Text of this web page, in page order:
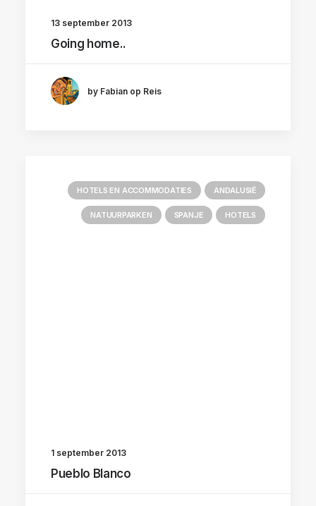
13 september 2013
Going home..
by Fabian op Reis
HOTELS EN ACCOMMODATIES ANDALUSIË
NATUURPARKEN SPANJE HOTELS
1 september 2013
Pueblo Blanco